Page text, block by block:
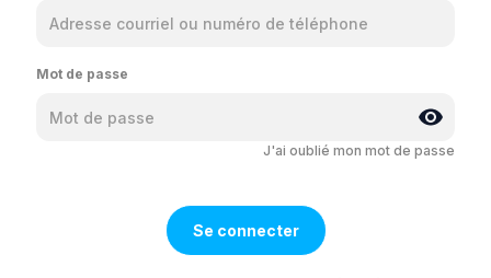
Mot de passe
J'ai oublié mon mot de passe